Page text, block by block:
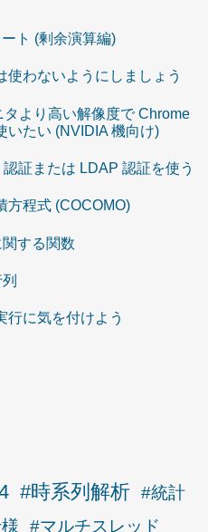
ト (剰余演算編)
使わないようにしましょう
より高い解像度で Chrome
いたい (NVIDIA 機向け)
証または LDAP 認証を使う
方程式 (COCOMO)
する関数
行に気を付けよう
#時系列解析 #統計
#マルチスレッド